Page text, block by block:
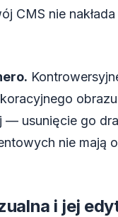
CMS nie
— usunięcie go
nie mają
i jej